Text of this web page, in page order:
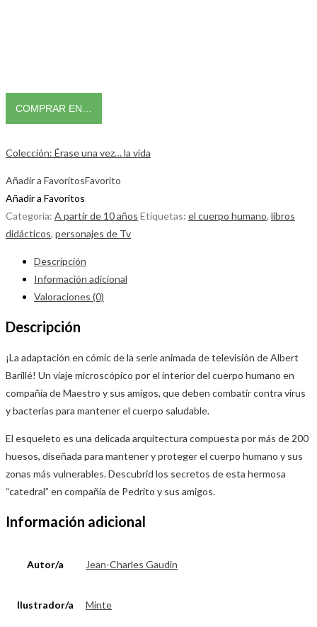
COMPRAR EN…
Colección: Érase una vez… la vida
Añadir a FavoritosFavorito
Añadir a Favoritos
Categoría: A partir de 10 años Etiquetas: el cuerpo humano, libros
didácticos, personajes de Tv
Descripción
Información adicional
Valoraciones (0)
Descripción
¡La adaptación en cómic de la serie animada de televisión de Albert
Barillé! Un viaje microscópico por el interior del cuerpo humano en
compañía de Maestro y sus amigos, que deben combatir contra virus
y bacterias para mantener el cuerpo saludable.
El esqueleto es una delicada arquitectura compuesta por más de 200
huesos, diseñada para mantener y proteger el cuerpo humano y sus
zonas más vulnerables. Descubrid los secretos de esta hermosa
“catedral” en compañía de Pedrito y sus amigos.
Información adicional
Autor/a Jean-Charles Gaudin
Ilustrador/a Minte